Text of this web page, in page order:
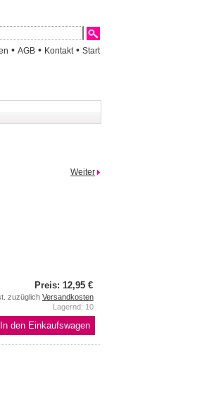
• AGB • Kontakt • Start
Weiter
Preis: 12,95 €
zuzüglich Versandkosten
Lagernd: 10